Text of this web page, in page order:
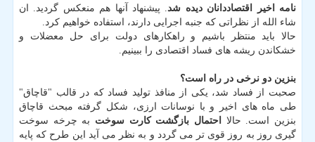
نامه اخیر اقتصاددانان دیده شد. پیشنهاد آنها هم منعكس گردید. ان
شاء الله از نظراتی كه جنبه اجرایی دارند، استفاده خواهیم كرد.
حالا باید منتظر باشیم و راهكارهای دولت برای حل معضلات و
خشكاندن ریشه های فساد اقتصادی را ببینیم.
بنزین دو نرخی در راه است؟
صحبت از فساد شد، یكی از منافذ تولید فساد كه در قالب "قاچاق"
طی ماه های اخیر و با نوسانات ارزی، شكل گرفته مبحث قاچاق
بنزین است. حالا
احتمال بازگشت كارت سوخت به چرخه سوخت
گیری روز به روز قوی تر می گردد و به نظر می آید این طرح كه پایه